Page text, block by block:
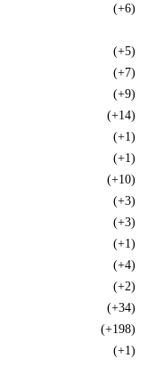
(+6)
(+5)
(+7)
(+9)
(+14)
(+1)
(+1)
(+10)
(+3)
(+3)
(+1)
(+4)
(+2)
(+34)
(+198)
(+1)